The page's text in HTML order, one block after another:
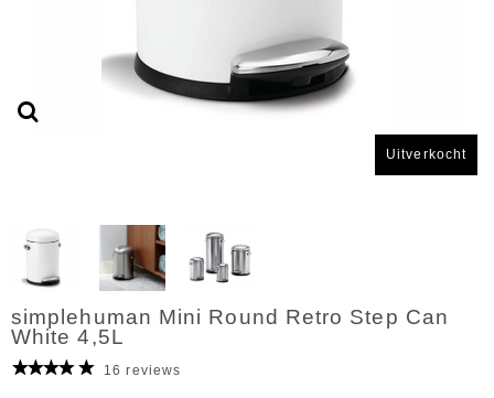
Uitverkocht
simplehuman Mini Round Retro Step Can
White 4,5L
16 reviews